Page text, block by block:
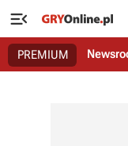

PREMIUM